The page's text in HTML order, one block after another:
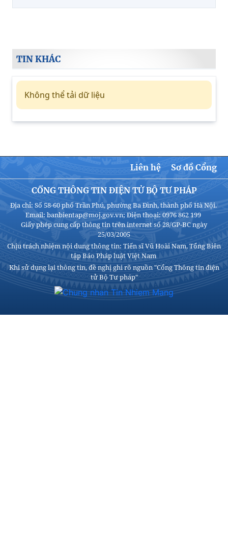
TIN KHÁC
Không thể tải dữ liệu
Liên hệ Sơ đồ Cổng
CỔNG THÔNG TIN ĐIỆN TỬ BỘ TƯ PHÁP
Địa chỉ: Số 58-60 phố Trần Phú, phường Ba Đình, thành phố Hà Nội.
Email: banbientap@moj.gov.vn; Điện thoại: 0976 862 199
Giấy phép cung cấp thông tin trên internet số 28/GP-BC ngày
25/03/2005
Chịu trách nhiệm nội dung thông tin: Tiến sĩ Vũ Hoài Nam, Tổng Biên
tập Báo Pháp luật Việt Nam
Khi sử dụng lại thông tin, đề nghị ghi rõ nguồn "Cổng Thông tin điện
tử Bộ Tư pháp"